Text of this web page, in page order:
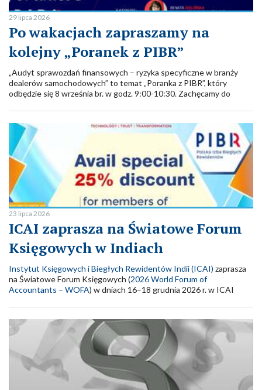
29 lipca 2026
Po wakacjach zapraszamy na
kolejny „Poranek z PIBR”
„Audyt sprawozdań finansowych – ryzyka specyficzne w branży
dealerów samochodowych” to temat „Poranka z PIBR”, który
odbędzie się 8 września br. w godz. 9:00-10:30. Zachęcamy do
23 lipca 2026
ICAI zaprasza na Światowe Forum
Księgowych w Indiach
Instytut Księgowych i Biegłych Rewidentów Indii (ICAI) zaprasza
na Światowe Forum Księgowych (2026 World Forum of
Accountants – WOFA) w dniach 16–18 grudnia 2026 r. w ICAI
przewodnim wydarzenia będzie „Nowe spojrzenie na ekspertyzę:
Technologia | Zaufanie | Transformacja”.